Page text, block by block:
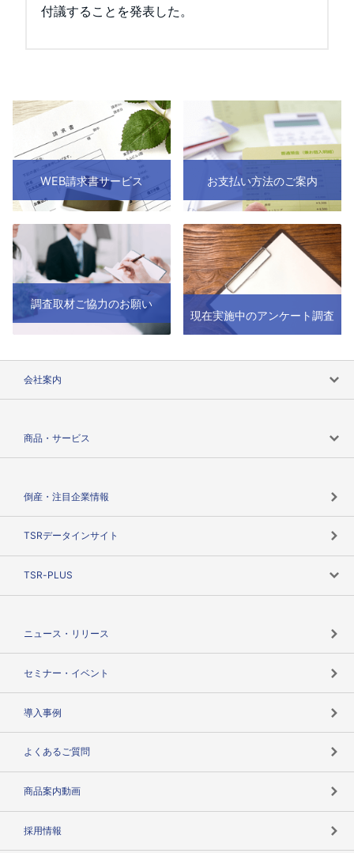
付議することを発表した。
WEB請求書サービス お支払い方法のご案内
調査取材ご協力のお願い
現在実施中のアンケート調査
会社案内
商品・サービス
倒産・注目企業情報
TSRデータインサイト
TSR-PLUS
ニュース・リリース
セミナー・イベント
導入事例
よくあるご質問
商品案内動画
採用情報